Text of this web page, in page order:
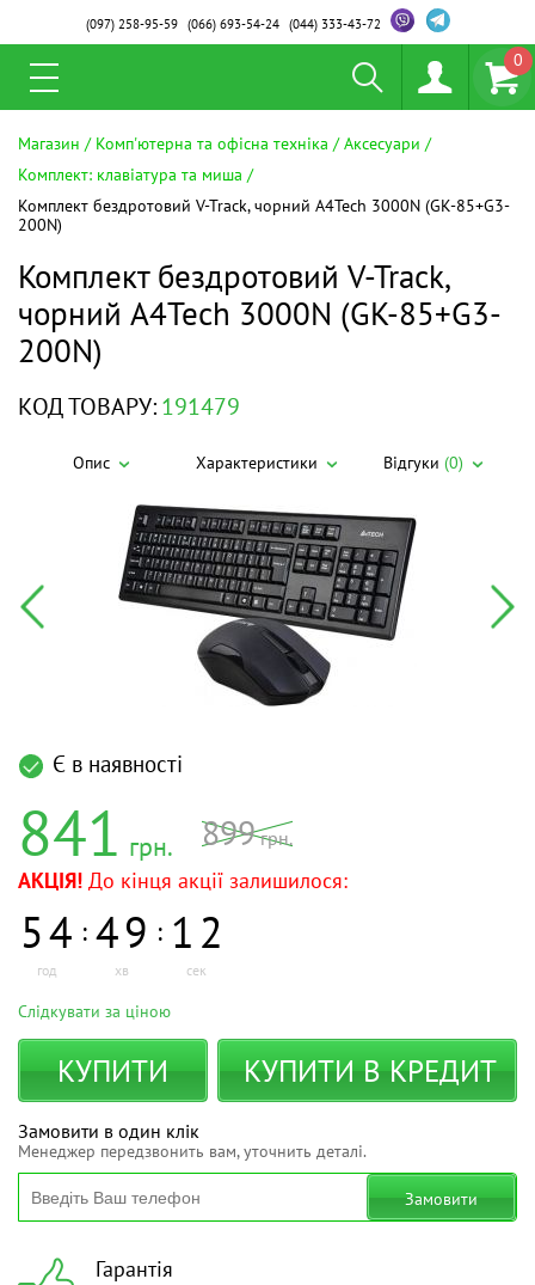
(097)258-95-59 (066)693-54-24 (044)333-43-72
0
Магазин Комп'ютерна та офісна техніка
Аксесуари
Комплект: клавіатура та миша
Комплект бездротовий V-Track, чорний A4Tech 3000N (GK-85+G3-
200N)
Комплект бездротовий V-Track,
чорний A4Tech 3000N (GK-85+G3-
200N)
КОД ТОВАРУ:191479
Опис Характеристики Відгуки(0)
Є в наявності
841 грн. 899грн.
АКЦІЯ! До кінця акції залишилося:
54
год
: 49
хв
: 12
сек
Слідкувати за ціною
КУПИТИ КУПИТИ В КРЕДИТ
Замовити в один клік
Менеджер передзвонить вам, уточнить деталі.
Замовити
Гарантія